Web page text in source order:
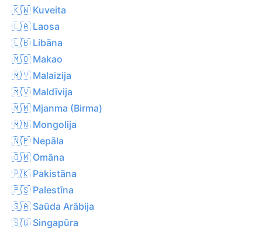
🇰🇼 Kuveita
🇱🇦 Laosa
🇱🇧 Libāna
🇲🇴 Makao
🇲🇾 Malaizija
🇲🇻 Maldīvija
🇲🇲 Mjanma (Birma)
🇲🇳 Mongolija
🇳🇵 Nepāla
🇴🇲 Omāna
🇵🇰 Pakistāna
🇵🇸 Palestīna
🇸🇦 Saūda Arābija
🇸🇬 Singapūra